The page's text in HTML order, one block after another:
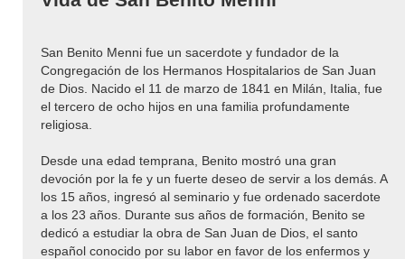
San Benito Menni fue un sacerdote y fundador de la
Congregación de los Hermanos Hospitalarios de San Juan
de Dios. Nacido el 11 de marzo de 1841 en Milán, Italia, fue
el tercero de ocho hijos en una familia profundamente
religiosa.
Desde una edad temprana, Benito mostró una gran
devoción por la fe y un fuerte deseo de servir a los demás. A
los 15 años, ingresó al seminario y fue ordenado sacerdote
a los 23 años. Durante sus años de formación, Benito se
dedicó a estudiar la obra de San Juan de Dios, el santo
español conocido por su labor en favor de los enfermos y